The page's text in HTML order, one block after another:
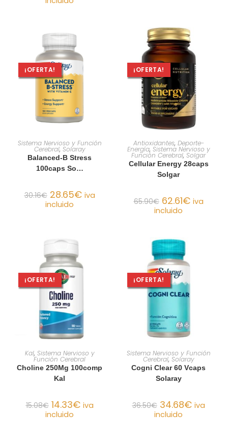
¡OFERTA!
AÑADIR AL CARRITO
Sistema Nervioso y Función
Cerebral, Solaray
Balanced-B Stress
100caps So…
30.16€ 28.65€ iva
incluido
¡OFERTA!
AÑADIR AL CARRITO
Antioxidantes, Deporte-
Energía, Sistema Nervioso y
Función Cerebral, Solgar
Cellular Energy 28caps
Solgar
65.90€ 62.61€ iva
incluido
¡OFERTA!
AÑADIR AL CARRITO
Kal, Sistema Nervioso y
Función Cerebral
Choline 250Mg 100comp
Kal
15.08€ 14.33€ iva
incluido
¡OFERTA!
AÑADIR AL CARRITO
Sistema Nervioso y Función
Cerebral, Solaray
Cogni Clear 60 Vcaps
Solaray
36.50€ 34.68€ iva
incluido